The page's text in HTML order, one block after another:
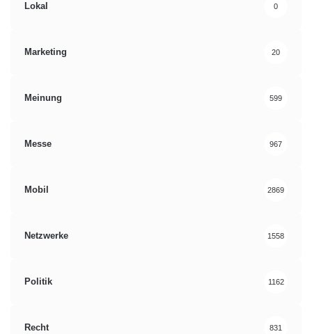
Lokal 0
Marketing 20
Meinung 599
Messe 967
Mobil 2869
Netzwerke 1558
Politik 1162
Recht 831